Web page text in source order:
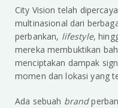
City Vision telah
multinasional dari
perbankan, lifestyle,
mereka membuktikan
menciptakan dampak
momen dan lokasi yang
Ada sebuah brand